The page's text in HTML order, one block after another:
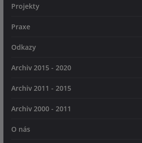
Projekty
Praxe
Odkazy
Archiv 2015 - 2020
Archiv 2011 - 2015
Archiv 2000 - 2011
O nás